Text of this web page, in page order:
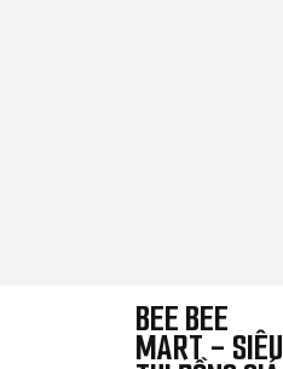
BEE BEE
MART - SIÊU